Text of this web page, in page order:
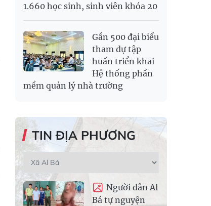
1.660 học sinh, sinh viên khóa 20
Gần 500 đại biểu
tham dự tập
huấn triển khai
Hệ thống phần
mềm quản lý nhà trường
TIN ĐỊA PHƯƠNG
Người dân Al
Bá tự nguyện